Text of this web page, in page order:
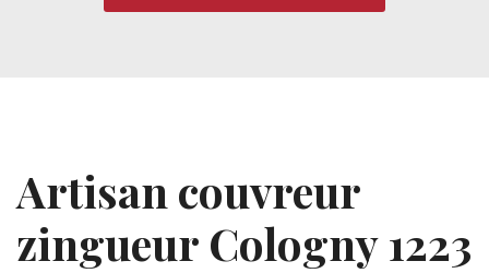
Artisan couvreur
zingueur Cologny 1223